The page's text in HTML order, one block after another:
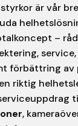
är vår
–
förbättring av
riktig
,